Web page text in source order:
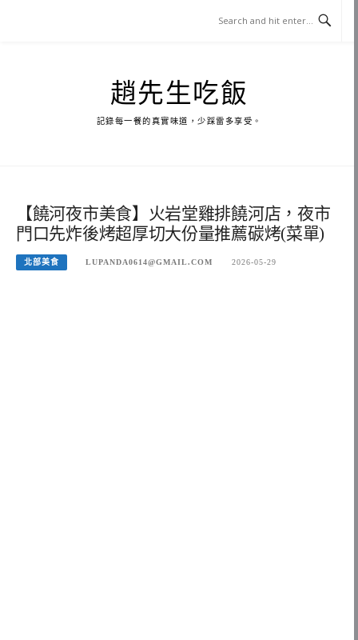
趙先生吃飯
記錄每一餐的真實味道，少踩雷多享受。
【饒河夜市美食】火岩堂雞排饒河店，夜市
門口先炸後烤超厚切大份量推薦碳烤(菜單)
北部美食 LUPANDA0614@GMAIL.COM 2026-05-29